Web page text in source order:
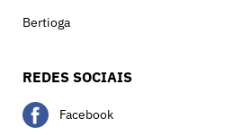
Bertioga
REDES SOCIAIS
Facebook